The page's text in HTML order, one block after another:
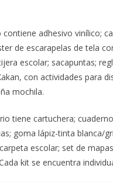
adhesivo vinílico;
de escarapelas de tela
escolar; sacapuntas;
con actividades para
mochila.
tiene cartuchera;
goma lápiz-tinta blanca/
escolar; set de
kit se encuentra